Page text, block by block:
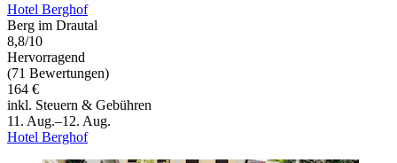
Hotel Berghof
Berg im Drautal
8,8/10
Hervorragend
(71 Bewertungen)
164 €
inkl. Steuern & Gebühren
11. Aug.–12. Aug.
Hotel Berghof